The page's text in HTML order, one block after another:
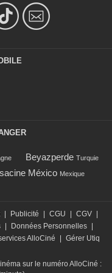
Beyazperde Turquie
México Mexique
Publicité CGU CGV
Données Personnelles
AlloCiné
Gérer Utiq
sur le numéro AlloCiné :